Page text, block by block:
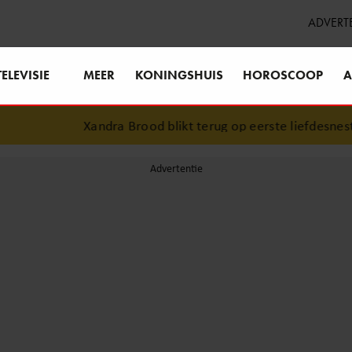
MEER KONINGSHUIS HOROSCOOP
Xandra Brood blikt terug op eerste liefdesnest